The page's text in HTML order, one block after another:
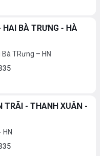
BÀ TRƯNG - HÀ
TRưng – HN
TRÃI - THANH XUÂN -
HN